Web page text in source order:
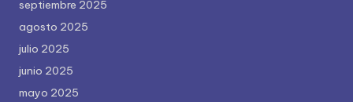
septiembre 2025
agosto 2025
julio 2025
junio 2025
mayo 2025